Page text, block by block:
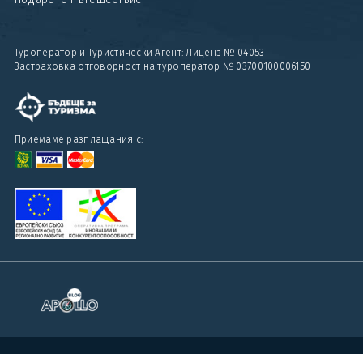
Туроператор и Туристически Агент: Лиценз № 04053
Застраховка отговорност на туроператор № 03700100006150
Приемаме разплащания с: